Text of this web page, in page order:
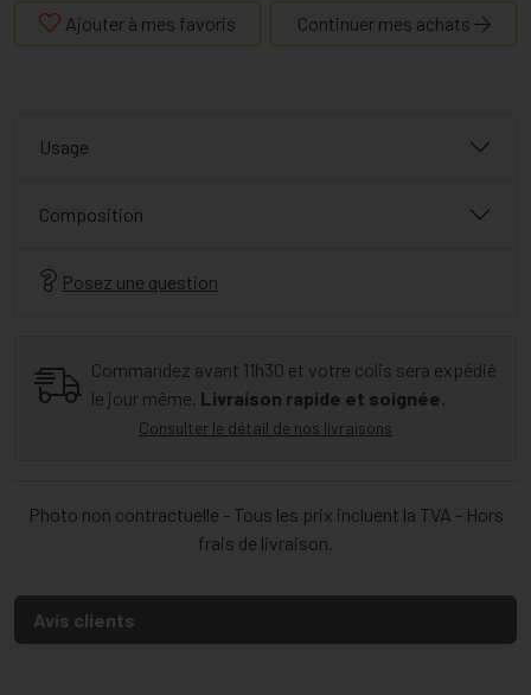
Ajouter à mes favoris Continuer mes achats
Usage
Composition
Posez une question
Commandez avant 11h30 et votre colis sera expédié
le jour même. Livraison rapide et soignée.
Consulter le détail de nos livraisons
Photo non contractuelle - Tous les prix incluent la TVA - Hors
frais de livraison.
Avis clients